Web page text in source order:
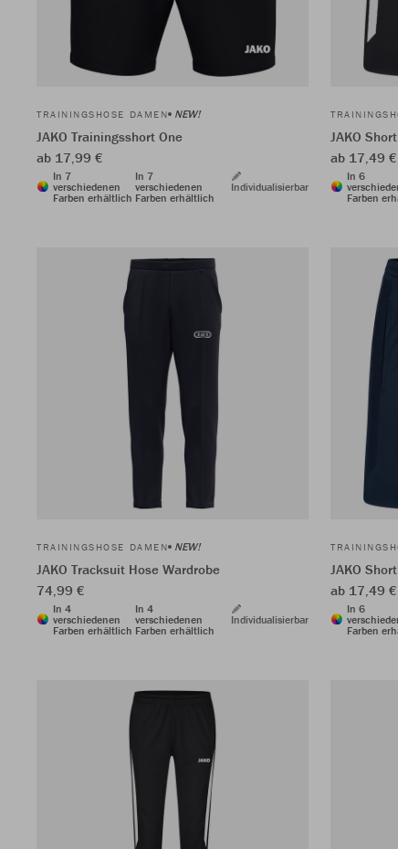
TRAININGSHOSE DAMEN NEW!
JAKO Trainingsshort One
ab 17,99 €
In 7
verschiedenen
Farben erhältlich
In 7
verschiedenen
Farben erhältlich
Individualisierbar
JAKO
ab 17,49 €
In 6
Farben
TRAININGSHOSE DAMEN NEW!
JAKO Tracksuit Hose Wardrobe
74,99 €
In 4
verschiedenen
Farben erhältlich
In 4
verschiedenen
Farben erhältlich
Individualisierbar
JAKO
ab 17,49 €
In 6
Farben